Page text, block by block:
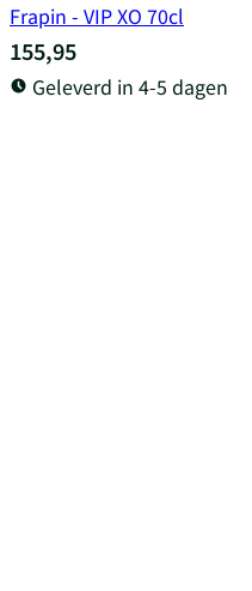
Frapin - VIP XO 70cl
155,95
Geleverd in 4-5 dagen